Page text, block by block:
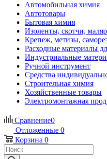
Автомобильная химия
Автотовары
Бытовая химия
Изоленты, скотчи,
Крепеж, метизы,
Расходные материалы
Индустриальные
Ручной инструмент
Средства
Строительная химия
Хозяйственные товары
Электромонтажная
Сравнение0
Отложенные 0
Корзина 0